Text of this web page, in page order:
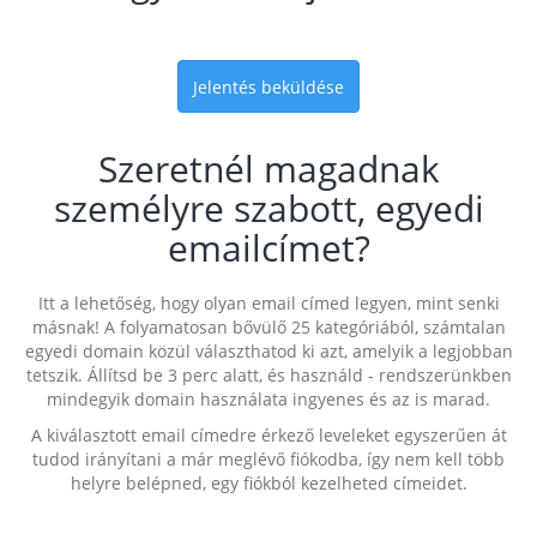
Jelentés beküldése
Szeretnél magadnak
személyre szabott, egyedi
emailcímet?
Itt a lehetőség, hogy olyan email címed legyen, mint senki
másnak! A folyamatosan bővülő 25 kategóriából, számtalan
egyedi domain közül választhatod ki azt, amelyik a legjobban
tetszik. Állítsd be 3 perc alatt, és használd - rendszerünkben
mindegyik domain használata ingyenes és az is marad.
A kiválasztott email címedre érkező leveleket egyszerűen át
tudod irányítani a már meglévő fiókodba, így nem kell több
helyre belépned, egy fiókból kezelheted címeidet.